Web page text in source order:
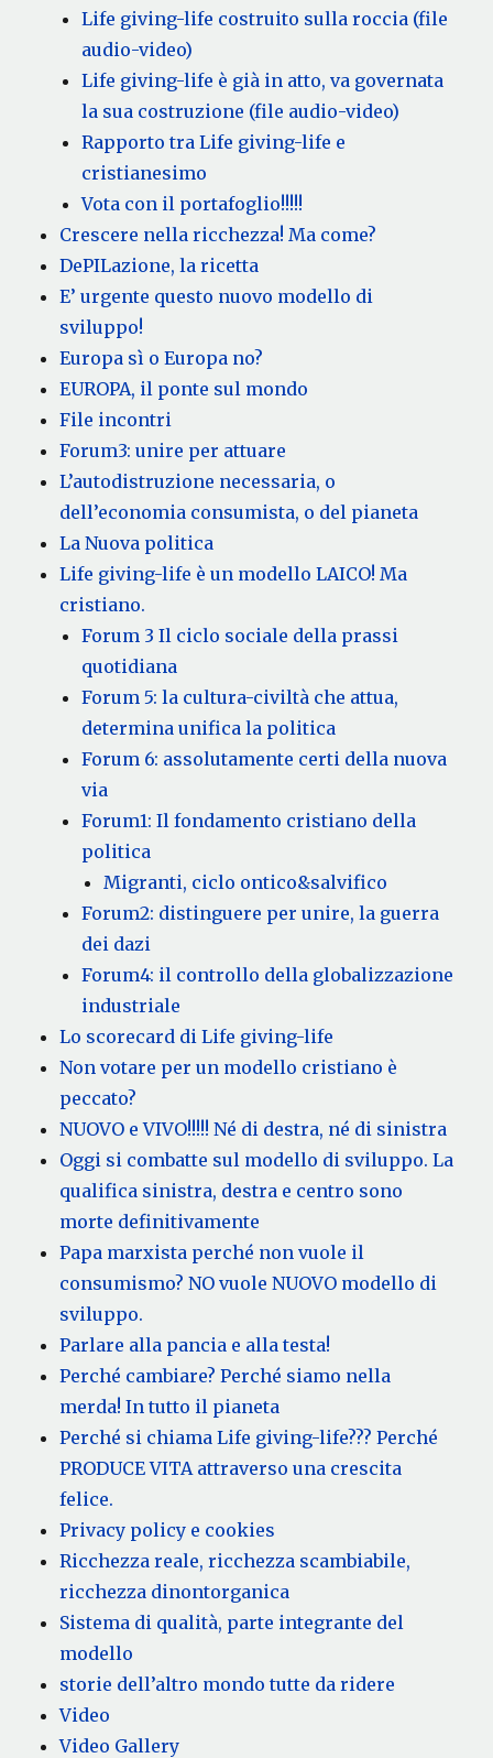
Life giving-life costruito sulla roccia (file
audio-video)
Life giving-life è già in atto, va governata
la sua costruzione (file audio-video)
Rapporto tra Life giving-life e
cristianesimo
Vota con il portafoglio!!!!!
Crescere nella ricchezza! Ma come?
DePILazione, la ricetta
E’ urgente questo nuovo modello di
sviluppo!
Europa sì o Europa no?
EUROPA, il ponte sul mondo
File incontri
Forum3: unire per attuare
L’autodistruzione necessaria, o
dell’economia consumista, o del pianeta
La Nuova politica
Life giving-life è un modello LAICO! Ma
cristiano.
Forum 3 Il ciclo sociale della prassi
quotidiana
Forum 5: la cultura-civiltà che attua,
determina unifica la politica
Forum 6: assolutamente certi della nuova
via
Forum1: Il fondamento cristiano della
politica
Migranti, ciclo ontico&salvifico
Forum2: distinguere per unire, la guerra
dei dazi
Forum4: il controllo della globalizzazione
industriale
Lo scorecard di Life giving-life
Non votare per un modello cristiano è
peccato?
NUOVO e VIVO!!!!! Né di destra, né di sinistra
Oggi si combatte sul modello di sviluppo. La
qualifica sinistra, destra e centro sono
morte definitivamente
Papa marxista perché non vuole il
consumismo? NO vuole NUOVO modello di
sviluppo.
Parlare alla pancia e alla testa!
Perché cambiare? Perché siamo nella
merda! In tutto il pianeta
Perché si chiama Life giving-life??? Perché
PRODUCE VITA attraverso una crescita
felice.
Privacy policy e cookies
Ricchezza reale, ricchezza scambiabile,
ricchezza dinontorganica
Sistema di qualità, parte integrante del
modello
storie dell’altro mondo tutte da ridere
Video
Video Gallery